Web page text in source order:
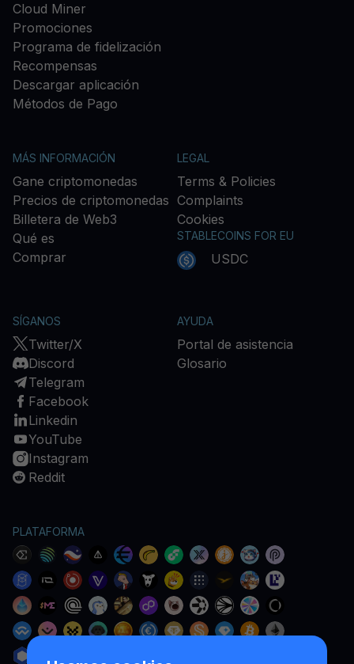
Cloud Miner
Promociones
Programa de fidelización
Recompensas
Descargar aplicación
Métodos de Pago
MÁS INFORMACIÓN
Gane criptomonedas
Precios de criptomonedas
Billetera de Web3
Qué es
Comprar
LEGAL
Terms & Policies
Complaints
Cookies
STABLECOINS FOR EU
USDC
SÍGANOS
Twitter/X
Discord
Telegram
Facebook
Linkedin
YouTube
Instagram
Reddit
AYUDA
Portal de asistencia
Glosario
PLATAFORMA